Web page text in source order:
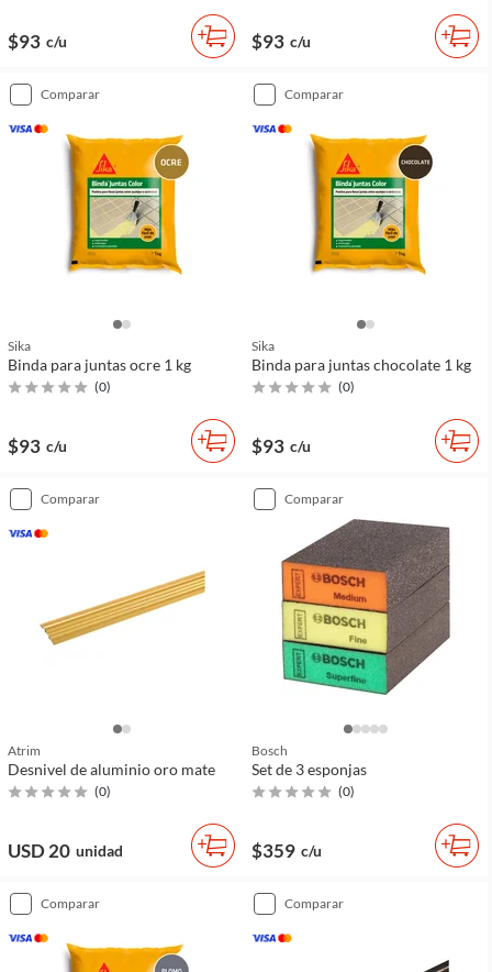
$93 c/u $93 c/u
comparar
Sika
Binda para juntas ocre 1 kg
(0)
$93 c/u
comparar
Sika
Binda para juntas chocolate 1 kg
(0)
$93 c/u
comparar
Atrim
Desnivel de aluminio oro mate
(0)
USD 20 unidad
comparar
Bosch
Set de 3 esponjas
(0)
$359 c/u
comparar comparar